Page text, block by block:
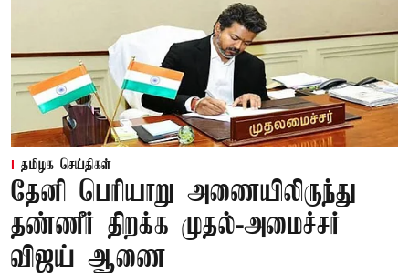
தமிழக செய்திகள்
தேனி பெரியாறு அணையிலிருந்து
தண்ணீர் திறக்க முதல்-அமைச்சர்
விஜய் ஆணை